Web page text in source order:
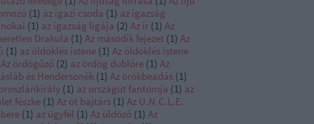
(1) az igazi csoda (1) az igazság
(1) az igazság ligája (2) Az ír (1) Az
Drakula (1) Az második fejezet (1) Az
(1) az öldöklés istene (1) Az öldöklés istene
Az ördögűző (2) az ördög dublőre (1) Az
és Hendersonék (1) Az örökbeadás (1)
(1) az országút fantomja (1) az
fészke (1) Az öt bajtárs (1) Az U.N.C.L.E.
(1) az ügyfél (1) Az üldöző (1) Az